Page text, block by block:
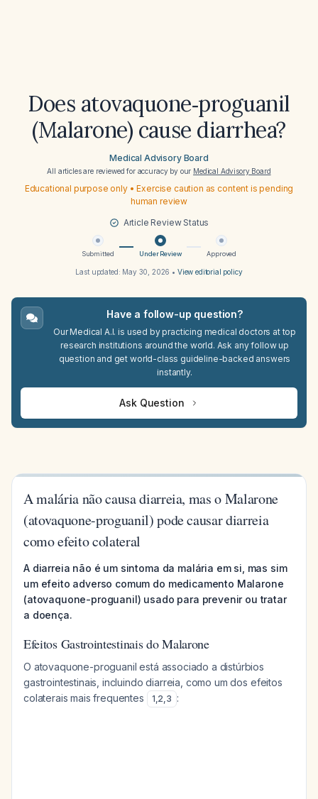
Does atovaquone‑proguanil
(Malarone) cause diarrhea?
Medical Advisory Board
All articles are reviewed for accuracy by our Medical Advisory Board
Educational purpose only • Exercise caution as content is pending
human review
Article Review Status
Submitted Under Review Approved
Last updated: May 30, 2026 • View editorial policy
Have a follow-up question?
Our Medical A.I. is used by practicing medical doctors at top
research institutions around the world. Ask any follow up
question and get world-class guideline-backed answers
instantly.
Ask Question
A malária não causa diarreia, mas o Malarone
(atovaquone-proguanil) pode causar diarreia
como efeito colateral
A diarreia não é um sintoma da malária em si, mas sim
um efeito adverso comum do medicamento Malarone
(atovaquone-proguanil) usado para prevenir ou tratar
a doença.
Efeitos Gastrointestinais do Malarone
O atovaquone-proguanil está associado a distúrbios
gastrointestinais, incluindo diarreia, como um dos efeitos
colaterais mais frequentes
1,2,3 :